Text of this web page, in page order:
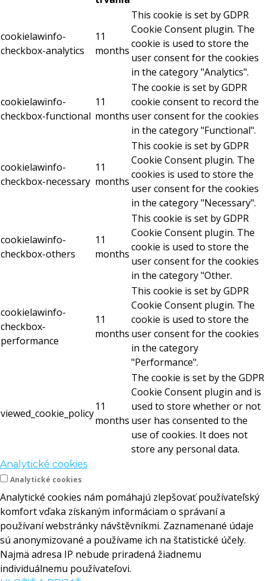
cookielawinfo-
checkbox-analytics
11
months
This cookie is set by GDPR
Cookie Consent plugin. The
cookie is used to store the
user consent for the cookies
in the category "Analytics".
cookielawinfo-
checkbox-functional
11
months
The cookie is set by GDPR
cookie consent to record the
user consent for the cookies
in the category "Functional".
cookielawinfo-
checkbox-necessary
11
months
This cookie is set by GDPR
Cookie Consent plugin. The
cookies is used to store the
user consent for the cookies
in the category "Necessary".
cookielawinfo-
checkbox-others
11
months
This cookie is set by GDPR
Cookie Consent plugin. The
cookie is used to store the
user consent for the cookies
in the category "Other.
cookielawinfo-
checkbox-
performance
11
months
This cookie is set by GDPR
Cookie Consent plugin. The
cookie is used to store the
user consent for the cookies
in the category
"Performance".
viewed_cookie_policy
11
months
The cookie is set by the GDPR
Cookie Consent plugin and is
used to store whether or not
user has consented to the
use of cookies. It does not
store any personal data.
Analytické cookies
Analytické cookies
Analytické cookies nám pomáhajú zlepšovať používateľský
komfort vďaka získaným informáciam o správaní a
používaní webstránky návštěvníkmi. Zaznamenané údaje
sú anonymizované a používame ich na štatistické účely.
Najmä adresa IP nebude priradená žiadnemu
individuálnemu používateľovi.